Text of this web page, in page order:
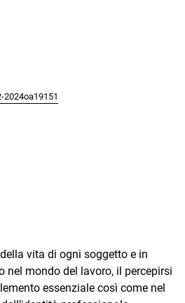
vita di ogni soggetto e in
nel mondo del lavoro, il percepirsi
essenziale così come nel